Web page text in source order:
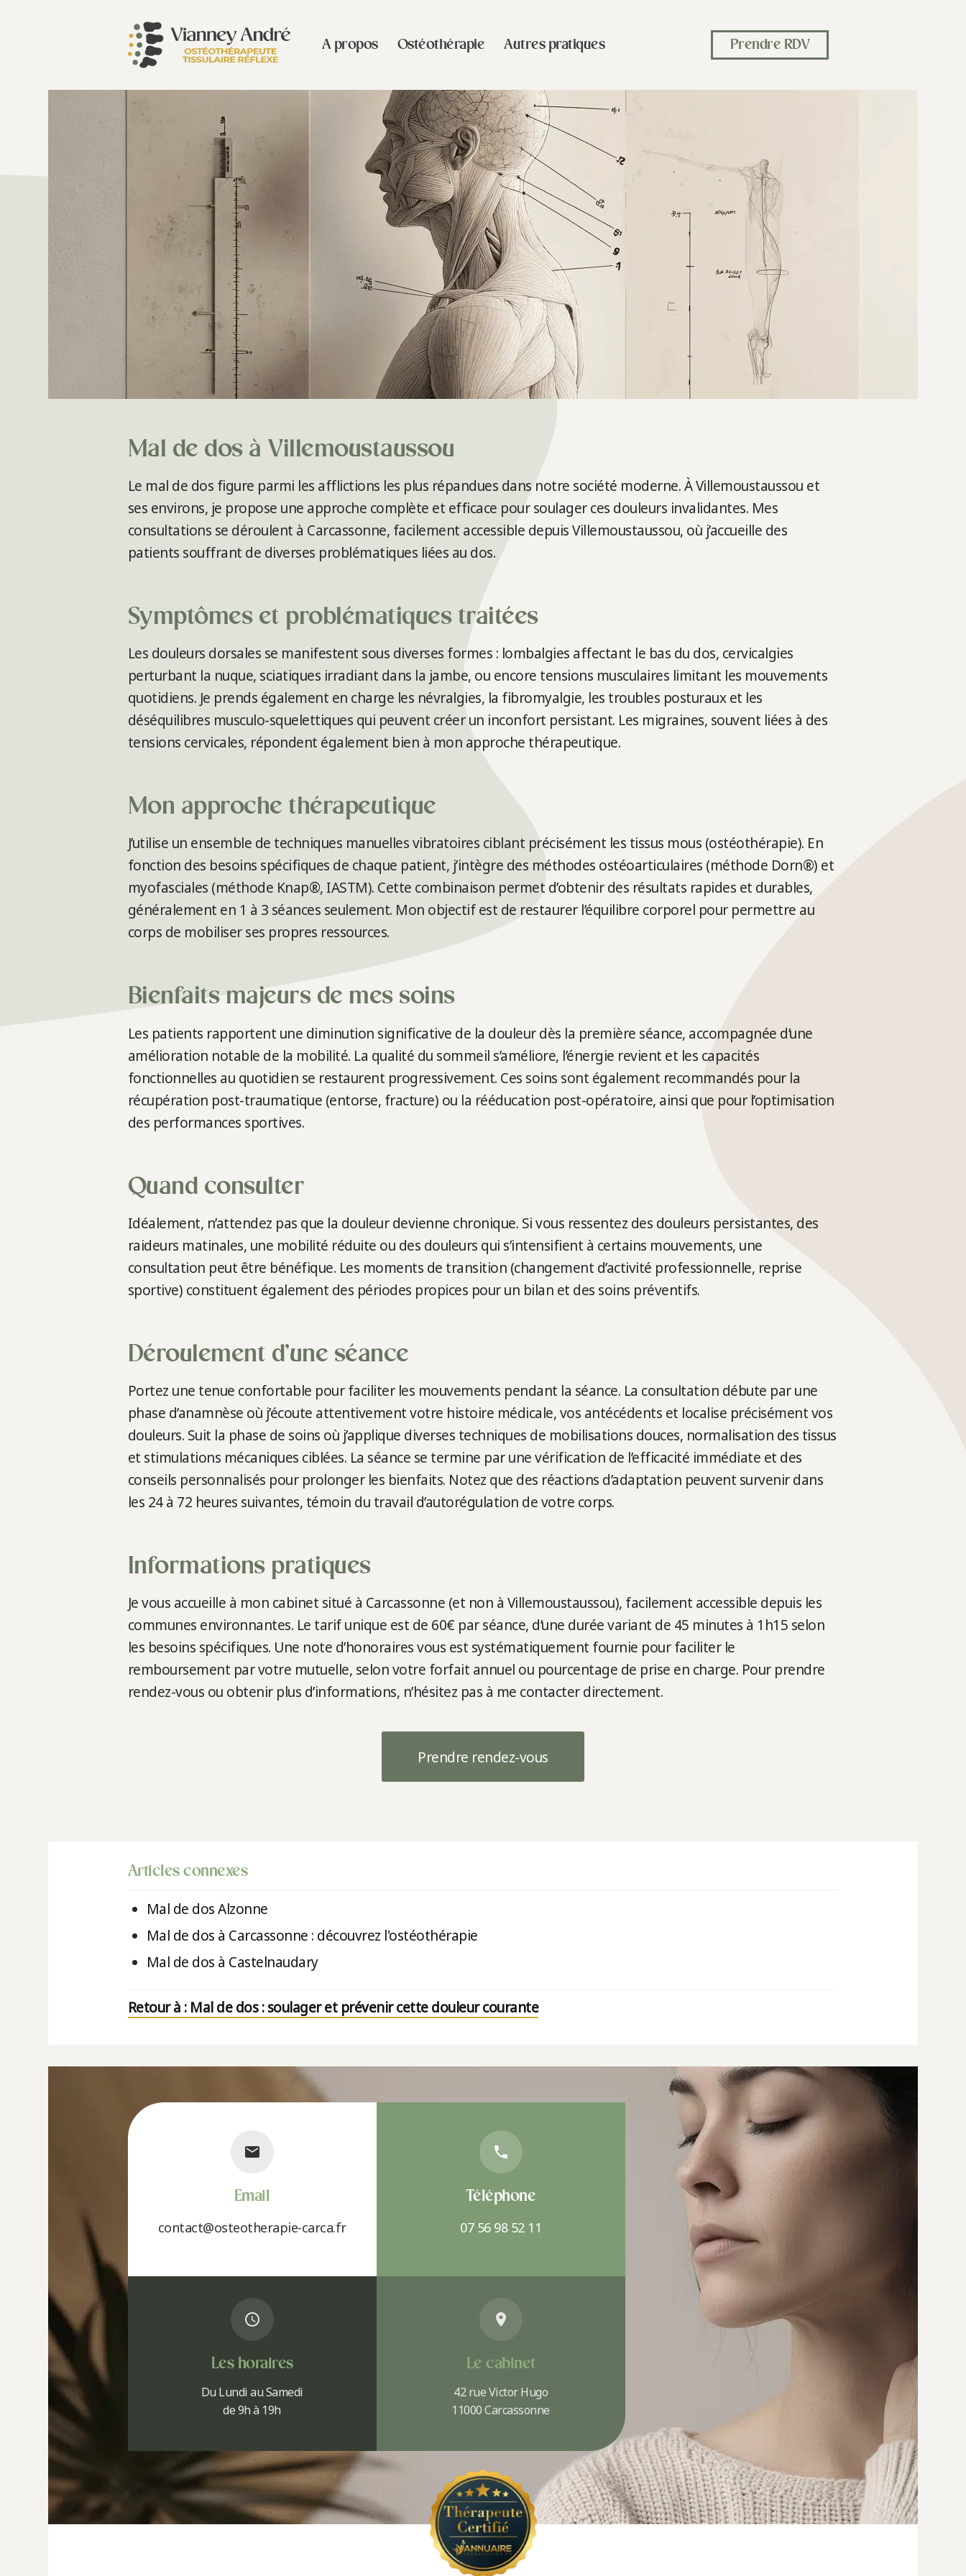
A propos Ostéothérapie Autres pratiques Prendre RDV
Mal de dos à Villemoustaussou
Le mal de dos figure parmi les afflictions les plus répandues dans notre société moderne. À Villemoustaussou et
ses environs, je propose une approche complète et efficace pour soulager ces douleurs invalidantes. Mes
consultations se déroulent à Carcassonne, facilement accessible depuis Villemoustaussou, où j’accueille des
patients souffrant de diverses problématiques liées au dos.
Symptômes et problématiques traitées
Les douleurs dorsales se manifestent sous diverses formes : lombalgies affectant le bas du dos, cervicalgies
perturbant la nuque, sciatiques irradiant dans la jambe, ou encore tensions musculaires limitant les mouvements
quotidiens. Je prends également en charge les névralgies, la fibromyalgie, les troubles posturaux et les
déséquilibres musculo-squelettiques qui peuvent créer un inconfort persistant. Les migraines, souvent liées à des
tensions cervicales, répondent également bien à mon approche thérapeutique.
Mon approche thérapeutique
J’utilise un ensemble de techniques manuelles vibratoires ciblant précisément les tissus mous (ostéothérapie). En
fonction des besoins spécifiques de chaque patient, j’intègre des méthodes ostéoarticulaires (méthode Dorn®) et
myofasciales (méthode Knap®, IASTM). Cette combinaison permet d’obtenir des résultats rapides et durables,
généralement en 1 à 3 séances seulement. Mon objectif est de restaurer l’équilibre corporel pour permettre au
corps de mobiliser ses propres ressources.
Bienfaits majeurs de mes soins
Les patients rapportent une diminution significative de la douleur dès la première séance, accompagnée d’une
amélioration notable de la mobilité. La qualité du sommeil s’améliore, l’énergie revient et les capacités
fonctionnelles au quotidien se restaurent progressivement. Ces soins sont également recommandés pour la
récupération post-traumatique (entorse, fracture) ou la rééducation post-opératoire, ainsi que pour l’optimisation
des performances sportives.
Quand consulter
Idéalement, n’attendez pas que la douleur devienne chronique. Si vous ressentez des douleurs persistantes, des
raideurs matinales, une mobilité réduite ou des douleurs qui s’intensifient à certains mouvements, une
consultation peut être bénéfique. Les moments de transition (changement d’activité professionnelle, reprise
sportive) constituent également des périodes propices pour un bilan et des soins préventifs.
Déroulement d’une séance
Portez une tenue confortable pour faciliter les mouvements pendant la séance. La consultation débute par une
phase d’anamnèse où j’écoute attentivement votre histoire médicale, vos antécédents et localise précisément vos
douleurs. Suit la phase de soins où j’applique diverses techniques de mobilisations douces, normalisation des tissus
et stimulations mécaniques ciblées. La séance se termine par une vérification de l’efficacité immédiate et des
conseils personnalisés pour prolonger les bienfaits. Notez que des réactions d’adaptation peuvent survenir dans
les 24 à 72 heures suivantes, témoin du travail d’autorégulation de votre corps.
Informations pratiques
Je vous accueille à mon cabinet situé à Carcassonne (et non à Villemoustaussou), facilement accessible depuis les
communes environnantes. Le tarif unique est de 60€ par séance, d’une durée variant de 45 minutes à 1h15 selon
les besoins spécifiques. Une note d’honoraires vous est systématiquement fournie pour faciliter le
remboursement par votre mutuelle, selon votre forfait annuel ou pourcentage de prise en charge. Pour prendre
rendez-vous ou obtenir plus d’informations, n’hésitez pas à me contacter directement.
Prendre rendez-vous
Articles connexes
Mal de dos Alzonne
Mal de dos à Carcassonne : découvrez l'ostéothérapie
Mal de dos à Castelnaudary
Retour à : Mal de dos : soulager et prévenir cette douleur courante
Email
contact@osteotherapie-carca.fr
Téléphone
07 56 98 52 11
Les horaires
Du Lundi au Samedi
de 9h à 19h
Le cabinet
42 rue Victor Hugo
11000 Carcassonne